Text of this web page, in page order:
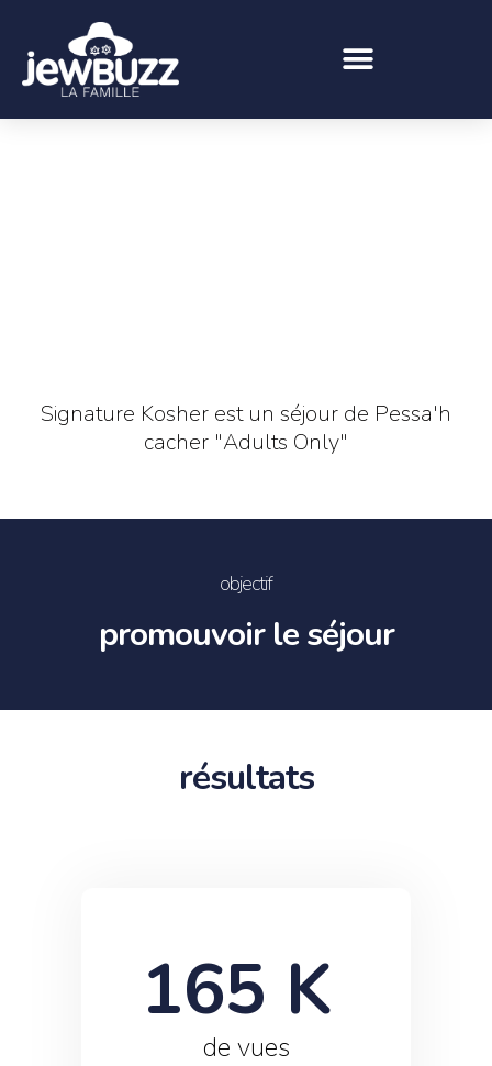
Signature Kosher est un séjour de Pessa'h
cacher "Adults Only"
objectif
promouvoir le séjour
résultats
de vues
165 K